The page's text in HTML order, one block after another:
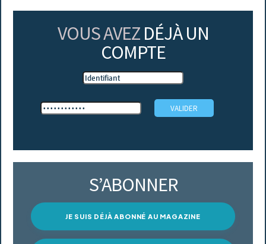
VOUS AVEZ DÉJÀ UN
COMPTE
S’ABONNER
JE SUIS DÉJÀ ABONNÉ AU MAGAZINE